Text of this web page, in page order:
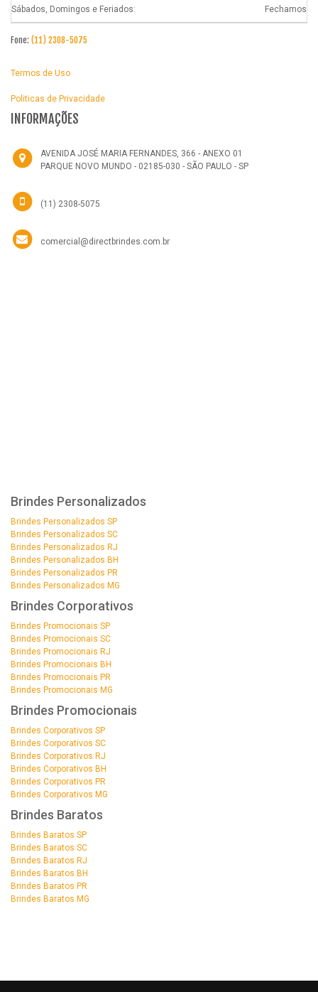
Sábados, Domingos e Feriados: Fechamos
Fone: (11) 2308-5075
Termos de Uso
Politicas de Privacidade
INFORMAÇÕES
AVENIDA JOSÉ MARIA FERNANDES, 366 - ANEXO 01
PARQUE NOVO MUNDO - 02185-030 - SÃO PAULO - SP
(11) 2308-5075
comercial@directbrindes.com.br
Brindes Personalizados
Brindes Personalizados SP
Brindes Personalizados SC
Brindes Personalizados RJ
Brindes Personalizados BH
Brindes Personalizados PR
Brindes Personalizados MG
Brindes Corporativos
Brindes Promocionais SP
Brindes Promocionais SC
Brindes Promocionais RJ
Brindes Promocionais BH
Brindes Promocionais PR
Brindes Promocionais MG
Brindes Promocionais
Brindes Corporativos SP
Brindes Corporativos SC
Brindes Corporativos RJ
Brindes Corporativos BH
Brindes Corporativos PR
Brindes Corporativos MG
Brindes Baratos
Brindes Baratos SP
Brindes Baratos SC
Brindes Baratos RJ
Brindes Baratos BH
Brindes Baratos PR
Brindes Baratos MG